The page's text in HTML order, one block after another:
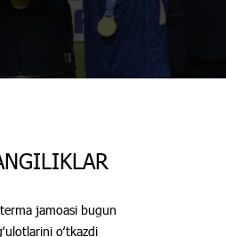
jamoasi bugun
oʻtkazdi